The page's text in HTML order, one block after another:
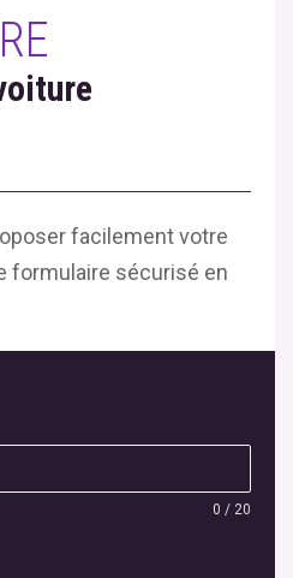
facilement votre
formulaire sécurisé en
0 / 20